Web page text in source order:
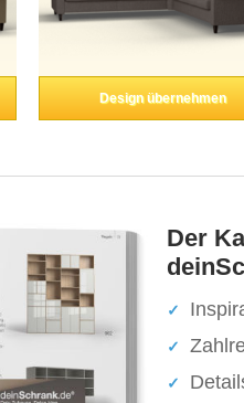
Design übernehmen
Der